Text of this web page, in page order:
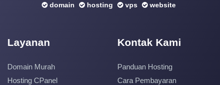
domain hosting vps website
Layanan
Domain Murah
Hosting CPanel
Kontak Kami
Panduan Hosting
Cara Pembayaran